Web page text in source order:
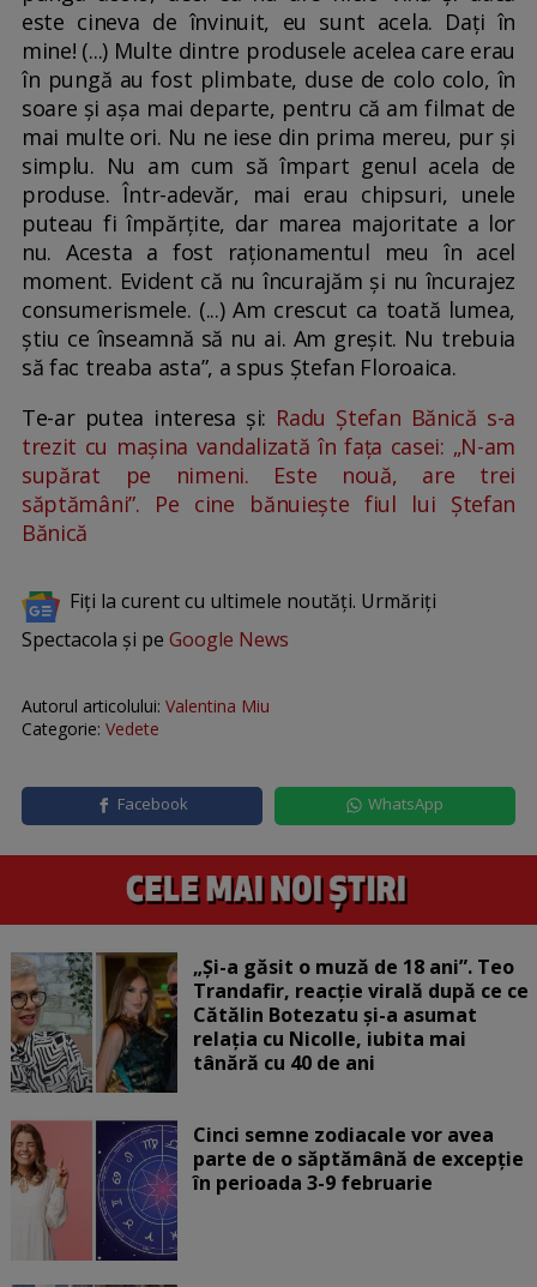
este cineva de învinuit, eu sunt acela. Dați în
mine! (...) Multe dintre produsele acelea care erau
în pungă au fost plimbate, duse de colo colo, în
soare și așa mai departe, pentru că am filmat de
mai multe ori. Nu ne iese din prima mereu, pur și
simplu. Nu am cum să împart genul acela de
produse. Într-adevăr, mai erau chipsuri, unele
puteau fi împărțite, dar marea majoritate a lor
nu. Acesta a fost raționamentul meu în acel
moment. Evident că nu încurajăm și nu încurajez
consumerismele. (...) Am crescut ca toată lumea,
știu ce înseamnă să nu ai. Am greșit. Nu trebuia
să fac treaba asta”, a spus Ștefan Floroaica.
Te-ar putea interesa și: Radu Ștefan Bănică s-a
trezit cu mașina vandalizată în fața casei: „N-am
supărat pe nimeni. Este nouă, are trei
săptămâni”. Pe cine bănuiește fiul lui Ștefan
Bănică
Fiți la curent cu ultimele noutăți. Urmăriți
Spectacola și pe Google News
Autorul articolului: Valentina Miu
Categorie: Vedete
Facebook WhatsApp
„Și-a găsit o muză de 18 ani”. Teo
Trandafir, reacție virală după ce ce
Cătălin Botezatu și-a asumat
relația cu Nicolle, iubita mai
tânără cu 40 de ani
Cinci semne zodiacale vor avea
parte de o săptămână de excepție
în perioada 3-9 februarie